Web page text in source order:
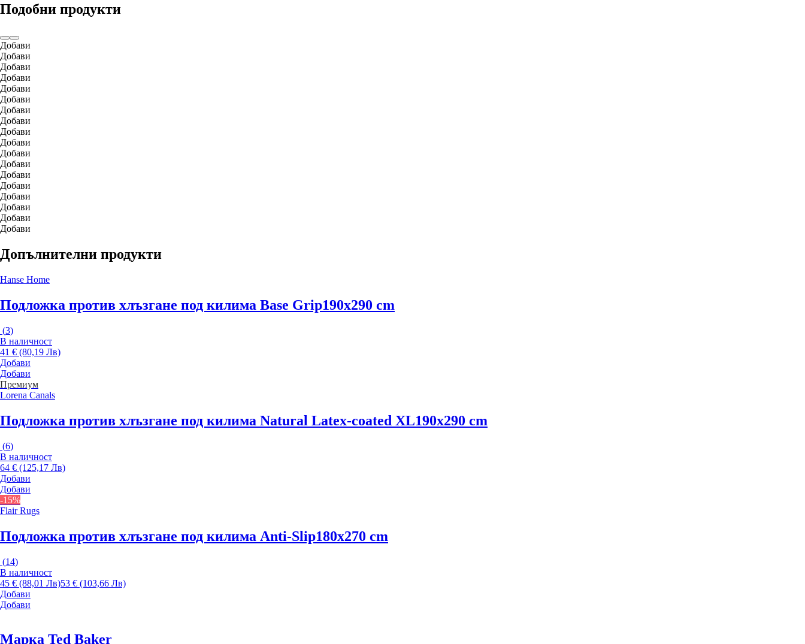
Подобни продукти
Добави
Добави
Добави
Добави
Добави
Добави
Добави
Добави
Добави
Добави
Добави
Добави
Добави
Добави
Добави
Добави
Добави
Добави
Допълнителни продукти
Hanse Home
Подложка против хлъзгане под килима Base Grip190x290 cm
(3)
В наличност
41 € (80,19 Лв)
Добави
Добави
Премиум
Lorena Canals
Подложка против хлъзгане под килима Natural Latex-coated XL190x290 cm
(6)
В наличност
64 € (125,17 Лв)
Добави
Добави
-15%
Flair Rugs
Подложка против хлъзгане под килима Anti-Slip180x270 cm
(14)
В наличност
45 € (88,01 Лв)53 € (103,66 Лв)
Добави
Добави
Марка Ted Baker